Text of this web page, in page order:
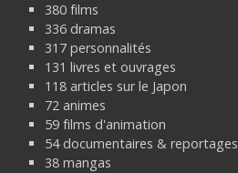
380 films
336 dramas
317 personnalités
131 livres et ouvrages
118 articles sur le Japon
72 animes
59 films d'animation
54 documentaires & reportages
38 mangas